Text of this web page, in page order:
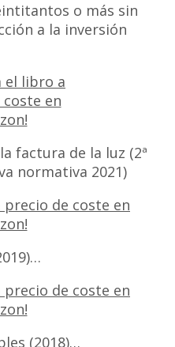
o más sin
a la inversión
factura de la luz (2ª
normativa 2021)
(2018)…